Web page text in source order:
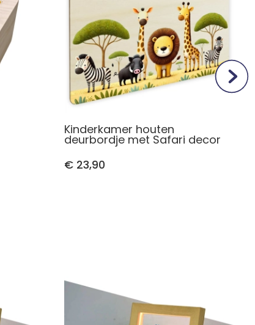
Kinderkamer houten
deurbordje met Safari decor
€ 23,90